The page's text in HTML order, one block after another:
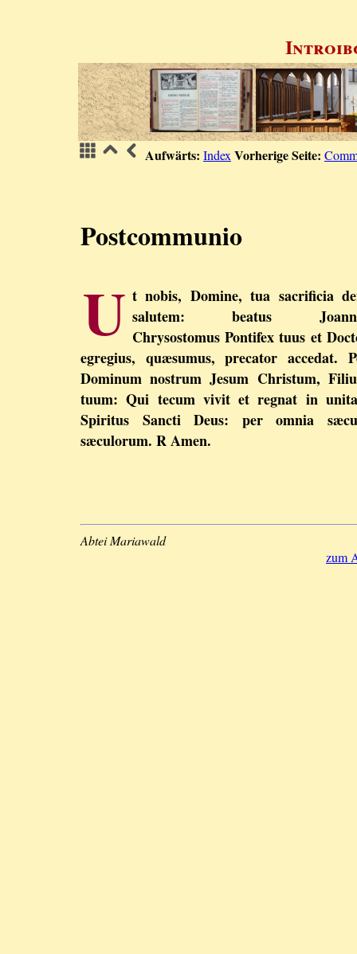
Aufwärts: Index Vorherige Seite:
Postcommunio
U t nobis, Domine, tua sacrificia
salutem: beatus
Chrysostomus Pontifex tuus et
egregius, quæsumus, precator accedat.
Dominum nostrum Jesum Christum,
tuum: Qui tecum vivit et regnat in
Spiritus Sancti Deus: per omnia
sæculorum. R Amen.
Abtei Mariawald
zum